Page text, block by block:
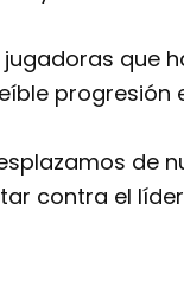
que
progresión
de
contra el